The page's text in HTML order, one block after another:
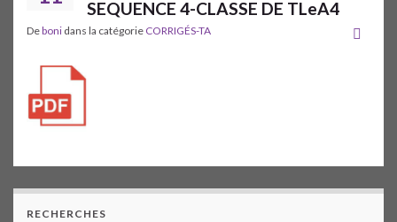
SEQUENCE 4-CLASSE DE TLeA4
Deboni dans la catégorie CORRIGÉS-TA
RECHERCHES